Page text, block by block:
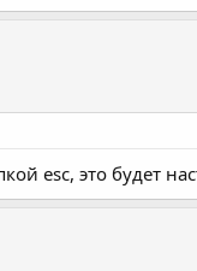
esc, это будет